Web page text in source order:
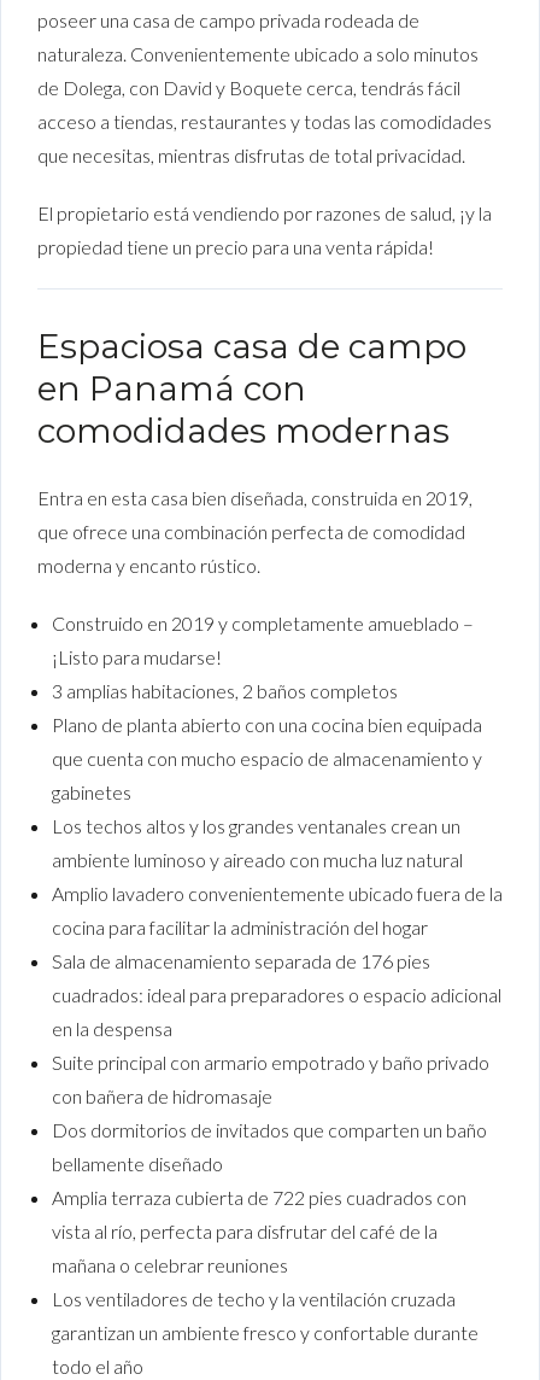
poseer una casa de campo privada rodeada de
naturaleza. Convenientemente ubicado a solo minutos
de Dolega, con David y Boquete cerca, tendrás fácil
acceso a tiendas, restaurantes y todas las comodidades
que necesitas, mientras disfrutas de total privacidad.
El propietario está vendiendo por razones de salud, ¡y la
propiedad tiene un precio para una venta rápida!
Espaciosa casa de campo
en Panamá con
comodidades modernas
Entra en esta casa bien diseñada, construida en 2019,
que ofrece una combinación perfecta de comodidad
moderna y encanto rústico.
Construido en 2019 y completamente amueblado –
¡Listo para mudarse!
3 amplias habitaciones, 2 baños completos
Plano de planta abierto con una cocina bien equipada
que cuenta con mucho espacio de almacenamiento y
gabinetes
Los techos altos y los grandes ventanales crean un
ambiente luminoso y aireado con mucha luz natural
Amplio lavadero convenientemente ubicado fuera de la
cocina para facilitar la administración del hogar
Sala de almacenamiento separada de 176 pies
cuadrados: ideal para preparadores o espacio adicional
en la despensa
Suite principal con armario empotrado y baño privado
con bañera de hidromasaje
Dos dormitorios de invitados que comparten un baño
bellamente diseñado
Amplia terraza cubierta de 722 pies cuadrados con
vista al río, perfecta para disfrutar del café de la
mañana o celebrar reuniones
Los ventiladores de techo y la ventilación cruzada
garantizan un ambiente fresco y confortable durante
todo el año